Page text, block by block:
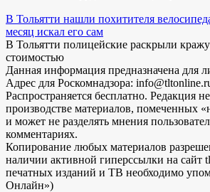
В Тольятти нашли похитителя
месяц искал его сам
В Тольятти полицейские раскрыли
стоимостью
Данная информация предназначена для
Адрес для Роскомнадзора:
Распространяется бесплатно. Редакция
производстве материалов, помеченных
и может не разделять мнения
комментариях.
Копирование любых материалов
наличии активной гиперссылки на сайт
печатных изданий и ТВ необходимо
Онлайн»)